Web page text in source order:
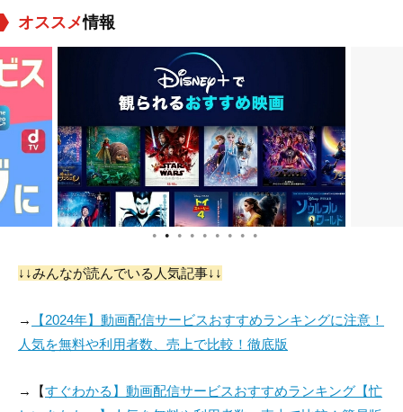
オススメ情報
● ● ● ● ● ● ● ● ●
↓↓みんなが読んでいる人気記事↓↓
→
【2024年】動画配信サービスおすすめランキングに注意！
人気を無料や利用者数、売上で比較！徹底版
→【すぐわかる】動画配信サービスおすすめランキング【忙